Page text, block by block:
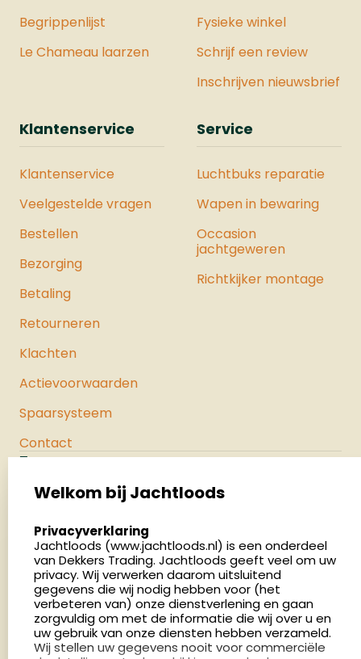
Begrippenlijst
Le Chameau laarzen
Fysieke winkel
Schrijf een review
Inschrijven nieuwsbrief
Klantenservice
Klantenservice
Veelgestelde vragen
Bestellen
Bezorging
Betaling
Retourneren
Klachten
Actievoorwaarden
Spaarsysteem
Contact
Service
Luchtbuks reparatie
Wapen in bewaring
Occasion
jachtgeweren
Richtkijker montage
Palenrij 1
Nederland
4.8
2883 beoordelingen
Openingstijden
Dinsdag en donderdag: 13:00 - 17:00 én 18:00 - 21:00
uur
Welkom bij Jachtloods
select language
Privacyverklaring
Jachtloods (www.jachtloods.nl) is een onderdeel
van Dekkers Trading. Jachtloods geeft veel om uw
privacy. Wij verwerken daarom uitsluitend
gegevens die wij nodig hebben voor (het
verbeteren van) onze dienstverlening en gaan
zorgvuldig om met de informatie die wij over u en
uw gebruik van onze diensten hebben verzameld.
Wij stellen uw gegevens nooit voor commerciële